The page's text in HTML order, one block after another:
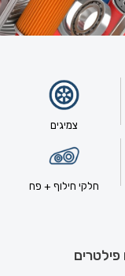
צמיגים
חלקי חילוף + פח
פילטרים